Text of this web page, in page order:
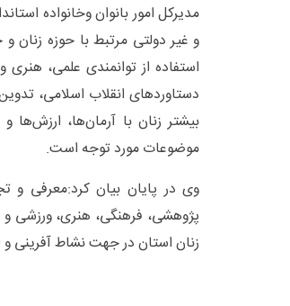
مدیرکل امور بانوان وخانواده
و غیر دولتی مرتبط با حوزه زنان
استفاده از توانمندی علمی،
دستاوردهای انقلاب اسلامی،
بیشتر زنان با آرمان‌ها، ارزش‌ها
موضوعات مورد توجه است.
وی در پایان بیان کرد:معرفی و
پژوهشی، فرهنگی، هنری، ورزشی
زنان استان در جهت نشاط آفرینی